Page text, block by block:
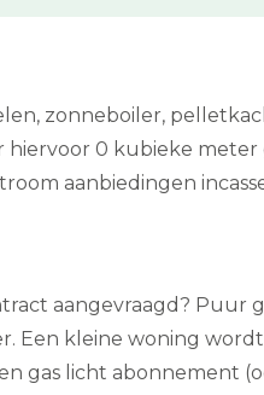
zonneboiler,
0 kubieke
aanbiedingen
aangevraagd? Puur
Een kleine woning
gas licht abonnement